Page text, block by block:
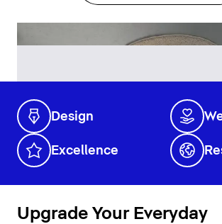
Design
Excellence
Upgrade Your Everyday